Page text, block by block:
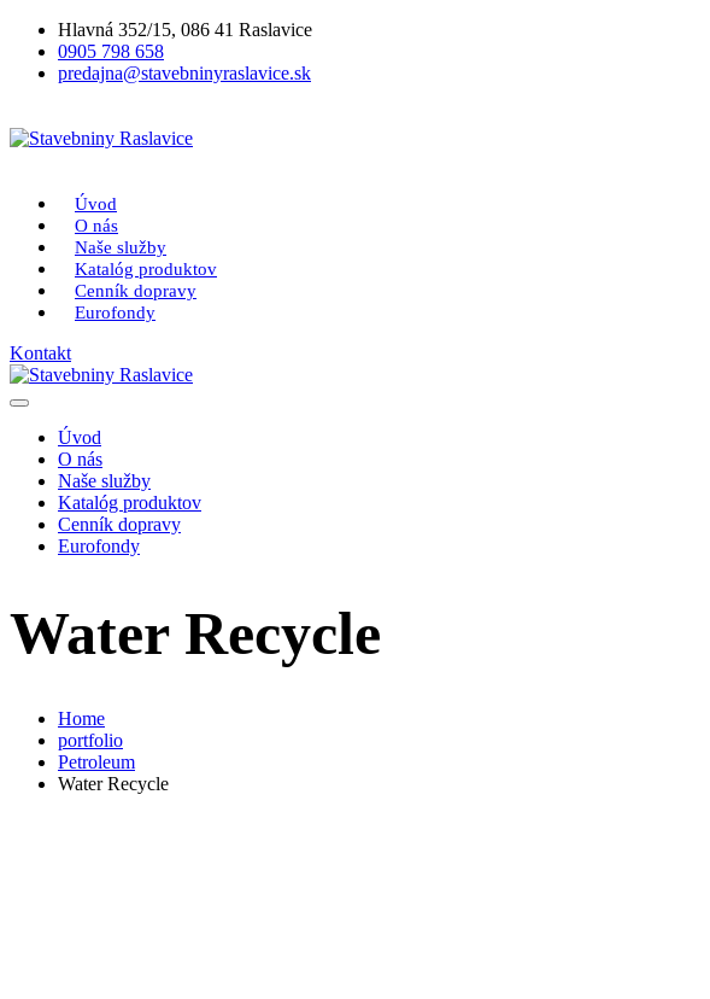
Hlavná 352/15, 086 41 Raslavice
0905 798 658
predajna@stavebninyraslavice.sk
Úvod
O nás
Naše služby
Katalóg produktov
Cenník dopravy
Eurofondy
Kontakt
Úvod
O nás
Naše služby
Katalóg produktov
Cenník dopravy
Eurofondy
Water Recycle
Home
portfolio
Petroleum
Water Recycle